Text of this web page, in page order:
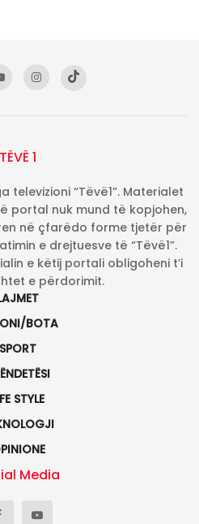
TËVË 1
“Tëvë1”. Materialet
portal nuk mund të kopjohen,
në çfarëdo forme tjetër për
e drejtuesve të “Tëvë1”.
e këtij portali obligoheni t’i
e përdorimit.
BOTA
SPORT
STYLE
Media